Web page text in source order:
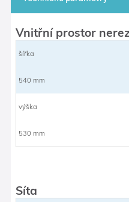
Vnitřní prostor
šířka
540 mm
výška
530 mm
Síta